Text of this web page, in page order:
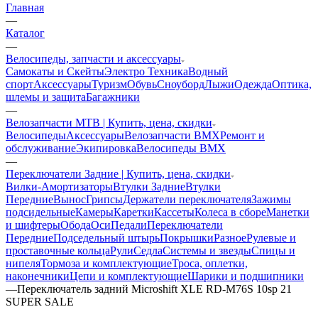
Главная
—
Каталог
—
Велосипеды, запчасти и аксессуары
Самокаты и СкейтыЭлектро ТехникаВодный
спортАксессуарыТуризмОбувьСноубордЛыжиОдеждаОптика,
шлемы и защитаБагажники
—
Велозапчасти MTB | Купить, цена, скидки
ВелосипедыАксессуарыВелозапчасти BMXРемонт и
обслуживаниеЭкипировкаВелосипеды BMX
—
Переключатели Задние | Купить, цена, скидки
Вилки-АмортизаторыВтулки ЗадниеВтулки
ПередниеВыносГрипсыДержатели переключателяЗажимы
подсидельныеКамерыКареткиКассетыКолеса в сбореМанетки
и шифтерыОбодаОсиПедалиПереключатели
ПередниеПодседельный штырьПокрышкиРазноеРулевые и
проставочные кольцаРулиСедлаСистемы и звездыСпицы и
нипеляТормоза и комплектующиеТроса, оплетки,
наконечникиЦепи и комплектующиеШарики и подшипники
—Переключатель задний Microshift XLE RD-M76S 10sp 21
SUPER SALE